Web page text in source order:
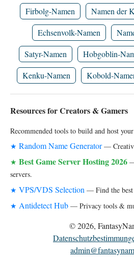
Firbolg-Namen
Namen der
Echsenvolk-Namen
Satyr-Namen
Hobgoblin-
Kenku-Namen
Kobold-
Resources for Creators & Gamers
Recommended tools to build and host
★ Random Name Generator—
★ Best Game Server Hosting 2026
servers.
★ VPS/VDS Selection — Find the
★ Antidetect Hub — Privacy tools &
© 2026,